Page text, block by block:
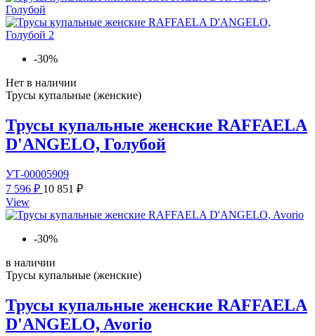
-30%
Нет в наличии
Трусы купальные (женские)
Трусы купальные женские RAFFAELA
D'ANGELO, Голубой
УТ-00005909
7 596 ₽ 10 851 ₽
View
-30%
в наличии
Трусы купальные (женские)
Трусы купальные женские RAFFAELA
D'ANGELO, Avorio